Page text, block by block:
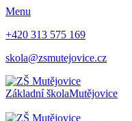
Menu
+420 313 575 169
skola@zsmutejovice.cz
Základní školaMutějovice